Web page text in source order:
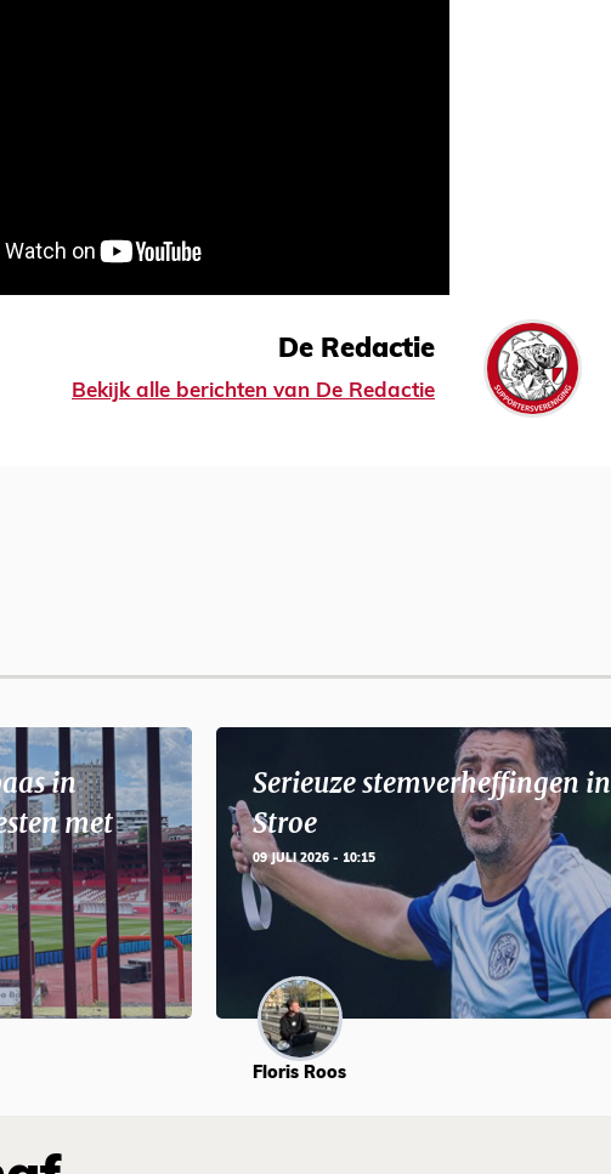
De Redactie
Bekijk alle berichten van De Redactie
in
met
Serieuze stemverheffingen in
Stroe
09 JULI 2026 - 10:15
Floris Roos